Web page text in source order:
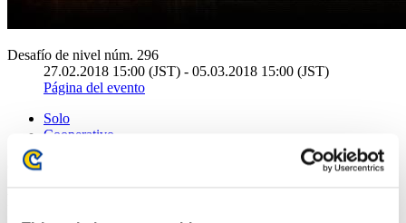
Desafío de nivel núm. 296
27.02.2018 15:00 (JST) - 05.03.2018 15:00 (JST)
Página del evento
Solo
Cooperativo
(Los rankings se actualizan cada 6 horas.)